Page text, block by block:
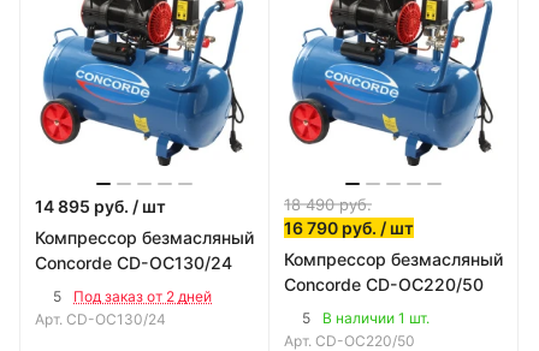
14 895 руб. / шт
Компрессор безмасляный
Concorde CD-OC130/24
5
Под заказ от 2 дней
Арт. CD-OC130/24
18 490руб.
16 790 руб. / шт
Компрессор безмасляный
Concorde CD-OC220/50
5
В наличии 1 шт.
Арт. CD-OC220/50